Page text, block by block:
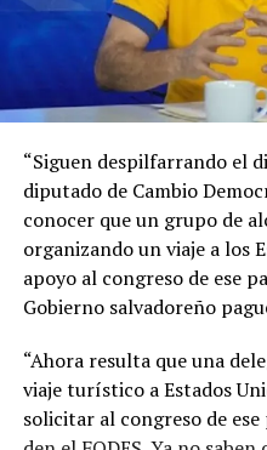
“Siguen despilfarrando el
diputado de Cambio
conocer que un grupo de
organizando un viaje a los
apoyo al congreso de ese
Gobierno salvadoreño
“Ahora resulta que una
viaje turístico a Estados
solicitar al congreso de